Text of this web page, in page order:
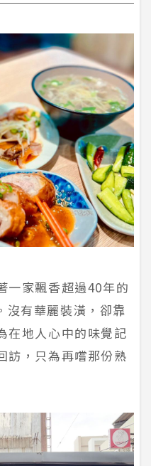
一家飄香超過40年的
有華麗裝潢，卻靠
在地人心中的味覺記
訪，只為再嚐那份熟